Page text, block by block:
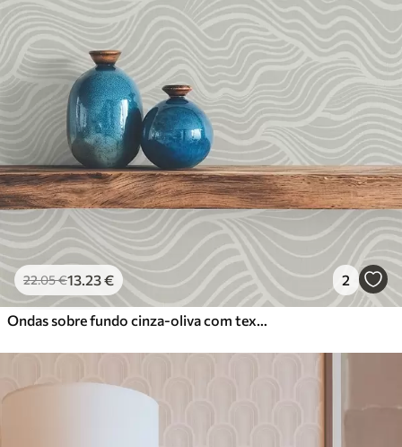
22.05€13.23€ 2
Ondas sobre fundo cinza-oliva com textura de tecido